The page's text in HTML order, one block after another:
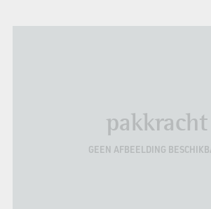
pakkracht
GEEN AFBEELDING